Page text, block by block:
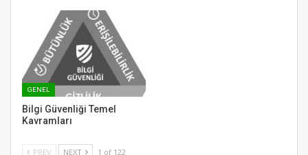
GENEL
Bilgi Güvenliği Temel
Kavramları
PREV NEXT 1 of 122